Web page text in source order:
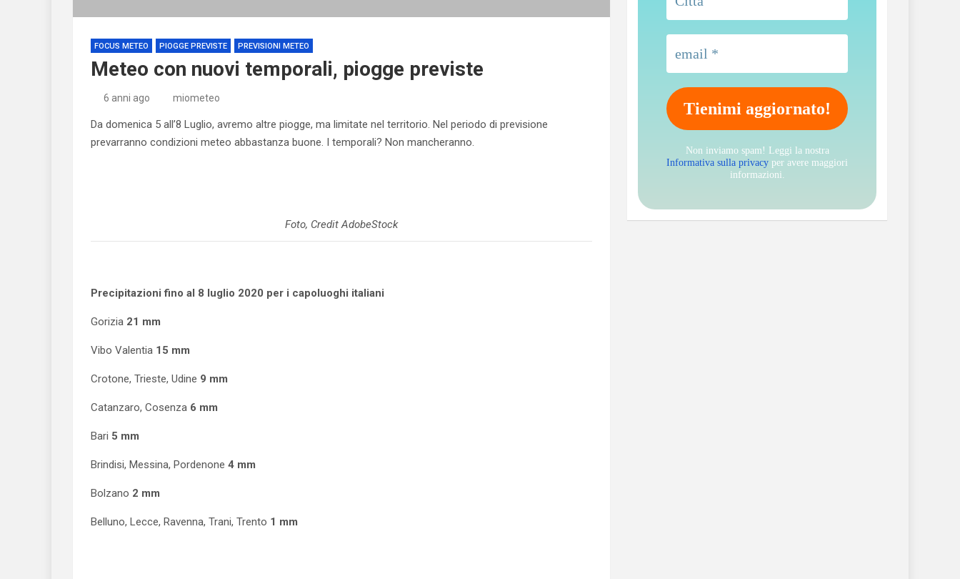
FOCUS METEO PIOGGE PREVISTE PREVISIONI METEO
Meteo con nuovi temporali, piogge previste
6 anni ago miometeo
Da domenica 5 all’8 Luglio, avremo altre piogge, ma limitate nel territorio. Nel periodo di previsione
prevarranno condizioni meteo abbastanza buone. I temporali? Non mancheranno.
Foto, Credit AdobeStock
Precipitazioni fino al 8 luglio 2020 per i capoluoghi italiani
Gorizia 21 mm
Vibo Valentia 15 mm
Crotone, Trieste, Udine 9 mm
Catanzaro, Cosenza 6 mm
Bari 5 mm
Brindisi, Messina, Pordenone 4 mm
Bolzano 2 mm
Belluno, Lecce, Ravenna, Trani, Trento 1 mm
Non inviamo spam! Leggi la nostra
Informativa sulla privacy per avere maggiori
informazioni.